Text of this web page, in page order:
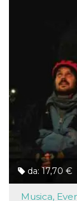
da: 17,70 €
Musica,